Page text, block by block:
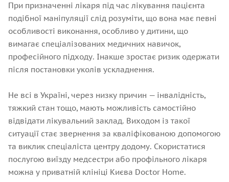
При призначенні лікаря під час лікування пацієнта
подібної маніпуляції слід розуміти, що вона має певні
особливості виконання, особливо у дитини, що
вимагає спеціалізованих медичних навичок,
професійного підходу. Інакше зростає ризик одержати
після постановки уколів ускладнення.
Не всі в Україні, через низку причин — інвалідність,
тяжкий стан тощо, мають можливість самостійно
відвідати лікувальний заклад. Виходом із такої
ситуації стає звернення за кваліфікованою допомогою
та виклик спеціаліста центру додому. Скористатися
послугою виїзду медсестри або профільного лікаря
можна у приватній клініці Києва Doctor Home.